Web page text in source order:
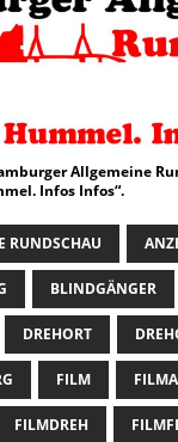
Allgemeine
Infos Infos“.
RUNDSCHAU
BLINDGÄNGER
DREHORT
FILM
FILMDREH